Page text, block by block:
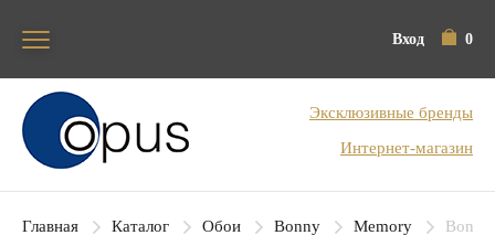
Вход 0
Блок поиска
Эксклюзивные бренды
Интернет-магазин
Главная Каталог Обои Bonny Memory